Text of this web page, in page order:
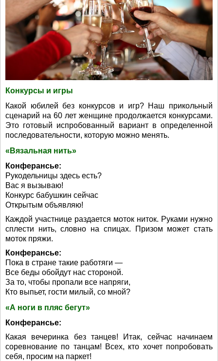
Конкурсы и игры
Какой юбилей без конкурсов и игр? Наш прикольный
сценарий на 60 лет женщине продолжается конкурсами.
Это готовый испробованный вариант в определенной
последовательности, которую можно менять.
«Вязальная нить»
Конферансье:
Рукодельницы здесь есть?
Вас я вызываю!
Конкурс бабушкин сейчас
Открытым объявляю!
Каждой участнице раздается моток ниток. Руками нужно
сплести нить, словно на спицах. Призом может стать
моток пряжи.
Конферансье:
Пока в стране такие работяги —
Все беды обойдут нас стороной.
За то, чтобы пропали все напряги,
Кто выпьет, гости милый, со мной?
«А ноги в пляс бегут»
Конферансье:
Какая вечеринка без танцев! Итак, сейчас начинаем
соревнование по танцам! Всех, кто хочет попробовать
себя, просим на паркет!